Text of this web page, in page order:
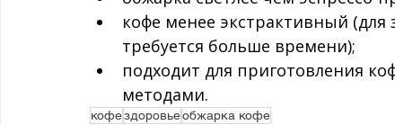
кофе менее экстрактивный
требуется больше времени);
подходит для приготовления
методами.
кофездоровьеобжарка кофе